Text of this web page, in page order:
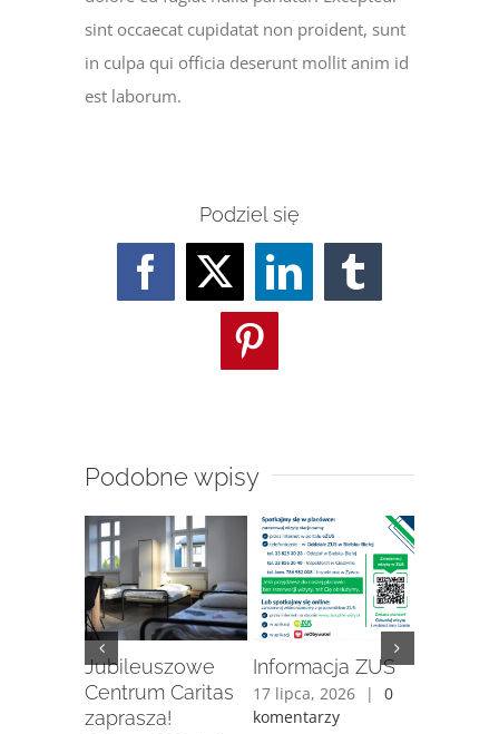
sint occaecat cupidatat non proident, sunt
in culpa qui officia deserunt mollit anim id
est laborum.
Podziel się
Facebook
TwitterLinkedInTumblr
Pinterest
Podobne wpisy
Jubileuszowe
Centrum Caritas
zaprasza!
Informacja ZUS
17 lipca, 2026 |
0
komentarzy